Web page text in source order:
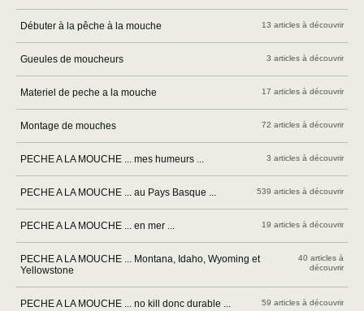
Débuter à la pêche à la mouche 13 articles à découvrir
Gueules de moucheurs 3 articles à découvrir
Materiel de peche a la mouche 17 articles à découvrir
Montage de mouches 72 articles à découvrir
PECHE A LA MOUCHE ... mes humeurs ... 3 articles à découvrir
PECHE A LA MOUCHE ... au Pays Basque ... 539 articles à découvrir
PECHE A LA MOUCHE ... en mer ... 19 articles à découvrir
PECHE A LA MOUCHE ... Montana, Idaho, Wyoming et
Yellowstone
40 articles à
découvrir
PECHE A LA MOUCHE ... no kill donc durable ... 59 articles à découvrir